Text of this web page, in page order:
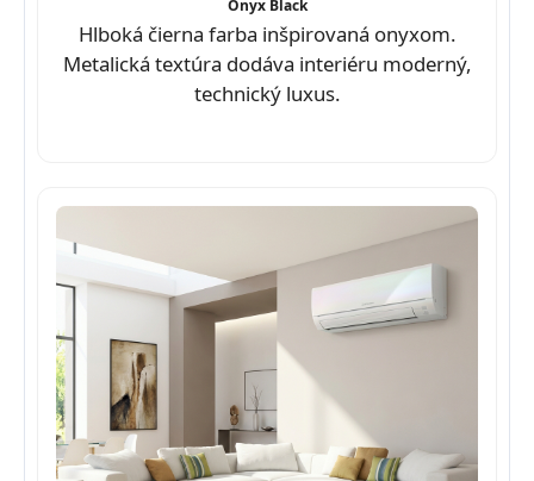
Onyx Black
Hlboká čierna farba inšpirovaná onyxom.
Metalická textúra dodáva interiéru moderný,
technický luxus.